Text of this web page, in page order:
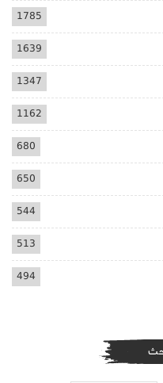
1785
1639
1347
1162
680
650
544
513
494